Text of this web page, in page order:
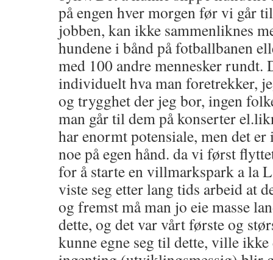
på engen hver morgen før vi går
jobben, kan ikke sammenliknes
hundene i bånd på fotballbanen
med 100 andre mennesker rundt.
individuelt hva man foretrekker,
og trygghet der jeg bor, ingen
man går til dem på konserter
har enormt potensiale, men det
noe på egen hånd. da vi først
for å starte en villmarkspark a la
viste seg etter lang tids arbeid at
og fremst må man jo eie masse
dette, og det var vårt første og
kunne egne seg til dette, ville ikke